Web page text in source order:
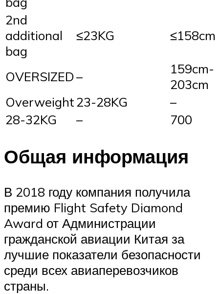
2nd
additional
bag
≤23KG ≤158cm
OVERSIZED–
159cm-
203cm
Overweight23-28KG
–
28-32KG
– 700
Общая информация
В 2018 году компания получила
премию Flight Safety Diamond
Award от Администрации
гражданской авиации Китая за
лучшие показатели безопасности
среди всех авиаперевозчиков
страны.